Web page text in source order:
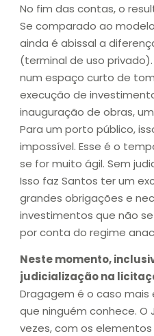
No fim das contas, o
Se comparado ao
ainda é abissal a
(terminal de uso privado).
num espaço curto de
execução de
inauguração de obras,
Para um porto público,
impossível. Esse é o
se for muito ágil. Sem
Isso faz Santos ter um
grandes obrigações e
investimentos que não
por conta do regime
Neste momento,
judicialização na
Dragagem é o caso mais
que ninguém conhece. O
vezes, com os